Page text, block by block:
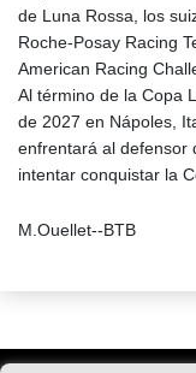
de Luna Rossa, los
Roche-Posay Racing
American Racing
Al término de la Copa
de 2027 en Nápoles,
enfrentará al defensor
intentar conquistar la
M.Ouellet--BTB